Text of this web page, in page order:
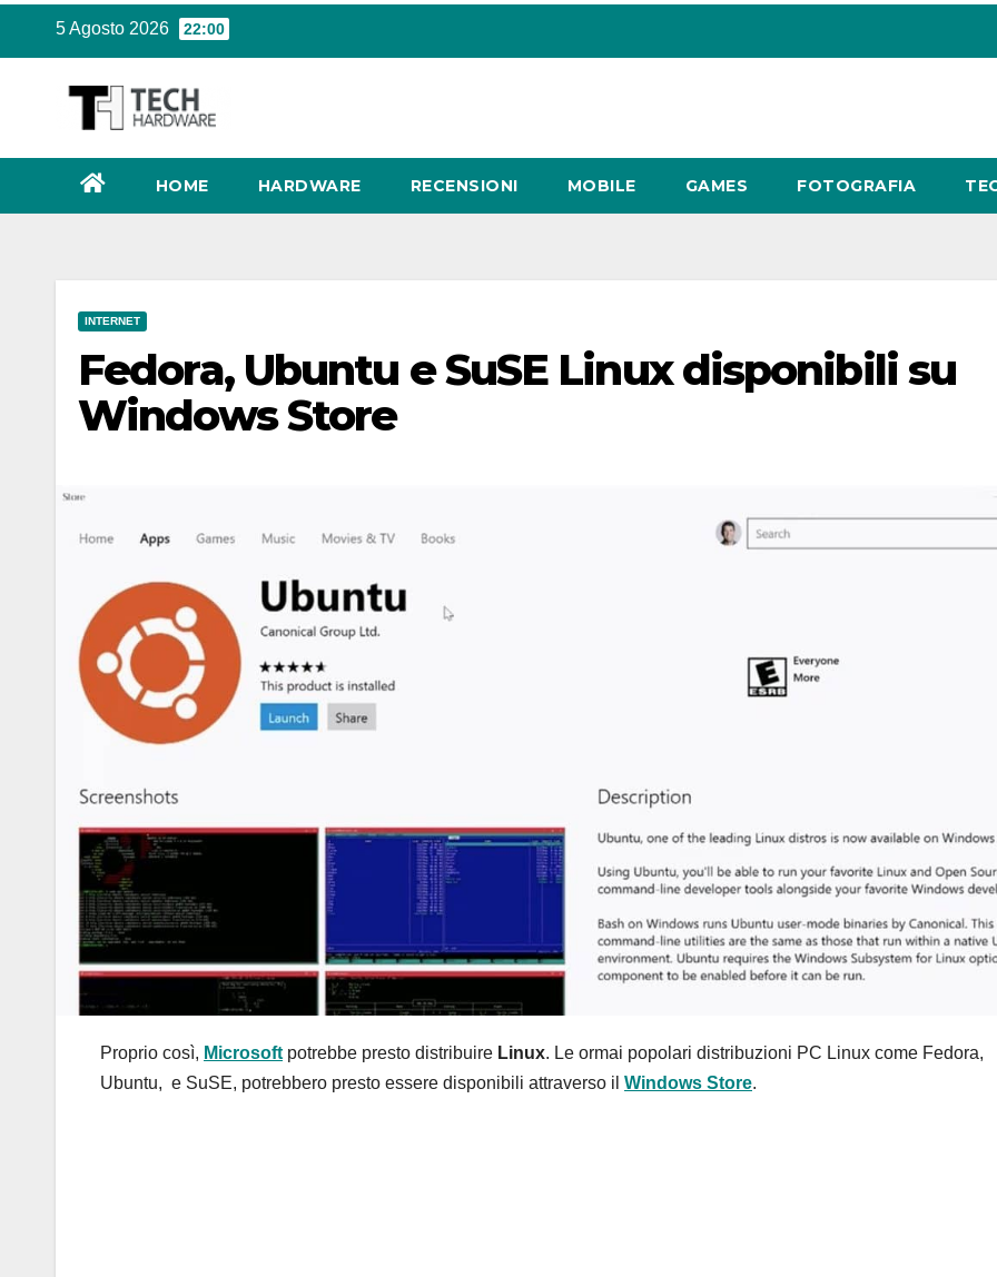
contenuto
5 Agosto 2026 22:00
HOME HARDWARE RECENSIONI MOBILE GAMES FOTOGRAFIA
INTERNET
Fedora, Ubuntu e SuSE Linux disponibili su
Windows Store
Proprio così, Microsoft potrebbe presto distribuire Linux. Le ormai popolari distribuzioni PC Linux come Fedora,
Ubuntu, e SuSE, potrebbero presto essere disponibili attraverso il Windows Store.